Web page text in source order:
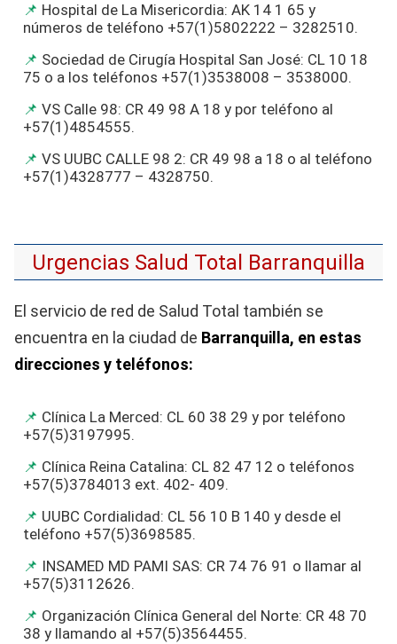
Hospital de La Misericordia: AK 14 1 65 y
números de teléfono +57(1)5802222 – 3282510.
Sociedad de Cirugía Hospital San José: CL 10 18
75 o a los teléfonos +57(1)3538008 – 3538000.
VS Calle 98: CR 49 98 A 18 y por teléfono al
+57(1)4854555.
VS UUBC CALLE 98 2: CR 49 98 a 18 o al teléfono
+57(1)4328777 – 4328750.
Urgencias Salud Total Barranquilla
El servicio de red de Salud Total también se
encuentra en la ciudad de Barranquilla, en estas
direcciones y teléfonos:
Clínica La Merced: CL 60 38 29 y por teléfono
+57(5)3197995.
Clínica Reina Catalina: CL 82 47 12 o teléfonos
+57(5)3784013 ext. 402- 409.
UUBC Cordialidad: CL 56 10 B 140 y desde el
teléfono +57(5)3698585.
INSAMED MD PAMI SAS: CR 74 76 91 o llamar al
+57(5)3112626.
Organización Clínica General del Norte: CR 48 70
38 y llamando al +57(5)3564455.